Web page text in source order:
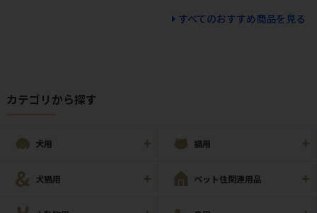
すべてのおすすめ商品を見る
カテゴリから探す
犬用 猫用
犬猫用 ペット住関連用品